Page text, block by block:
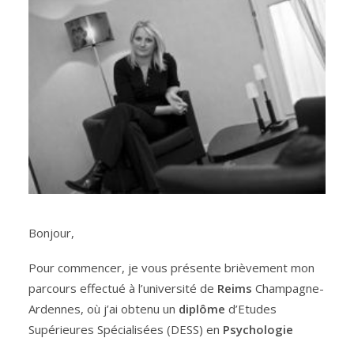
Bonjour,
Pour commencer, je vous présente brièvement mon
parcours effectué à l’université de Reims Champagne-
Ardennes, où j’ai obtenu un diplôme d’Etudes
Supérieures Spécialisées (DESS) en Psychologie